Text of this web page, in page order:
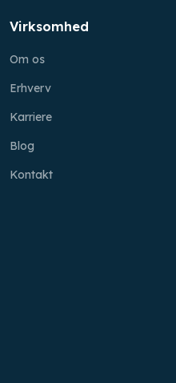
Virksomhed
Om os
Erhverv
Karriere
Blog
Kontakt